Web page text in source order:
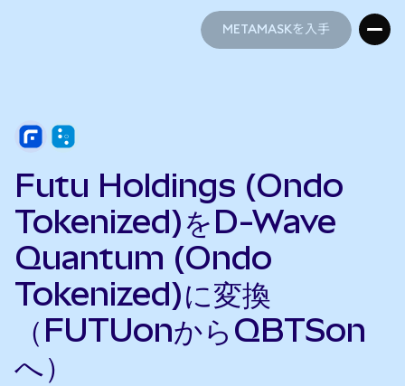
METAMASKを入手
Futu Holdings (Ondo
Tokenized)をD-Wave
Quantum (Ondo
Tokenized)に変換
（FUTUonからQBTSon
へ）